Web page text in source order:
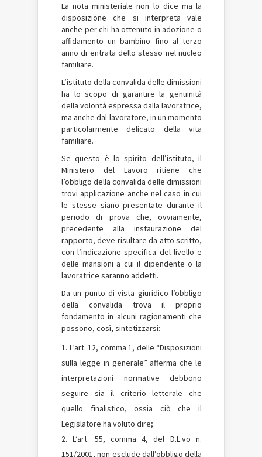
La nota ministeriale non lo dice ma la
disposizione che si interpreta vale
anche per chi ha ottenuto in adozione o
affidamento un bambino fino al terzo
anno di entrata dello stesso nel nucleo
familiare.
L’istituto della convalida delle dimissioni
ha lo scopo di garantire la genuinità
della volontà espressa dalla lavoratrice,
ma anche dal lavoratore, in un momento
particolarmente delicato della vita
familiare.
Se questo è lo spirito dell’istituto, il
Ministero del Lavoro ritiene che
l’obbligo della convalida delle dimissioni
trovi applicazione anche nel caso in cui
le stesse siano presentate durante il
periodo di prova che, ovviamente,
precedente alla instaurazione del
rapporto, deve risultare da atto scritto,
con l’indicazione specifica del livello e
delle mansioni a cui il dipendente o la
lavoratrice saranno addetti.
Da un punto di vista giuridico l’obbligo
della convalida trova il proprio
fondamento in alcuni ragionamenti che
possono, così, sintetizzarsi:
L’art. 12, comma 1, delle “Disposizioni
sulla legge in generale” afferma che le
interpretazioni normative debbono
seguire sia il criterio letterale che
quello finalistico, ossia ciò che il
Legislatore ha voluto dire;
L’art. 55, comma 4, del D.L.vo n.
151/2001, non esclude dall’obbligo della